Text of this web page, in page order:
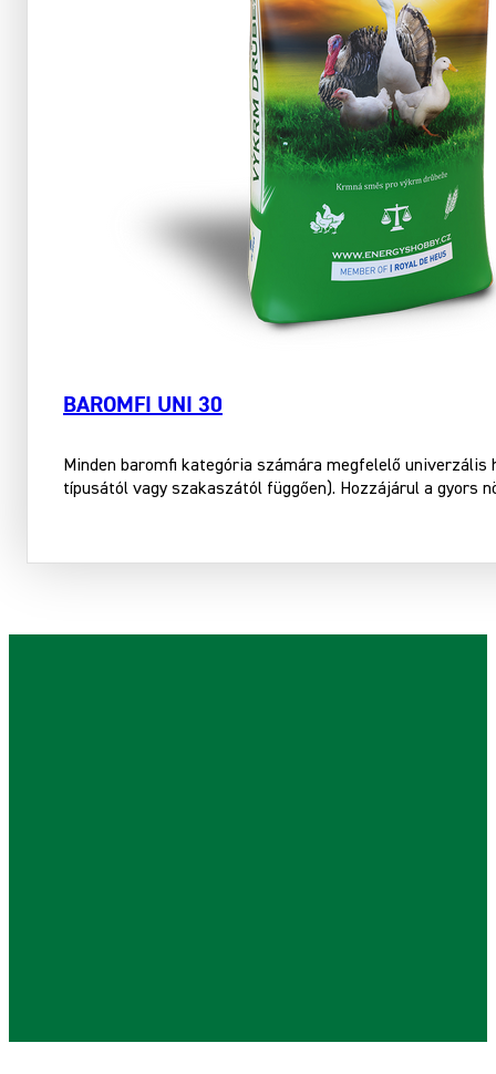
BAROMFI UNI 30
Minden baromfi kategória számára megfelelő
típusától vagy szakaszától függően). Hozzájárul a gyors